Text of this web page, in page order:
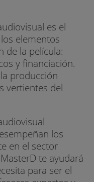
es el
elementos
de la película:
y financiación.
producción
vertientes del
los
en el sector
te ayudará
para ser el